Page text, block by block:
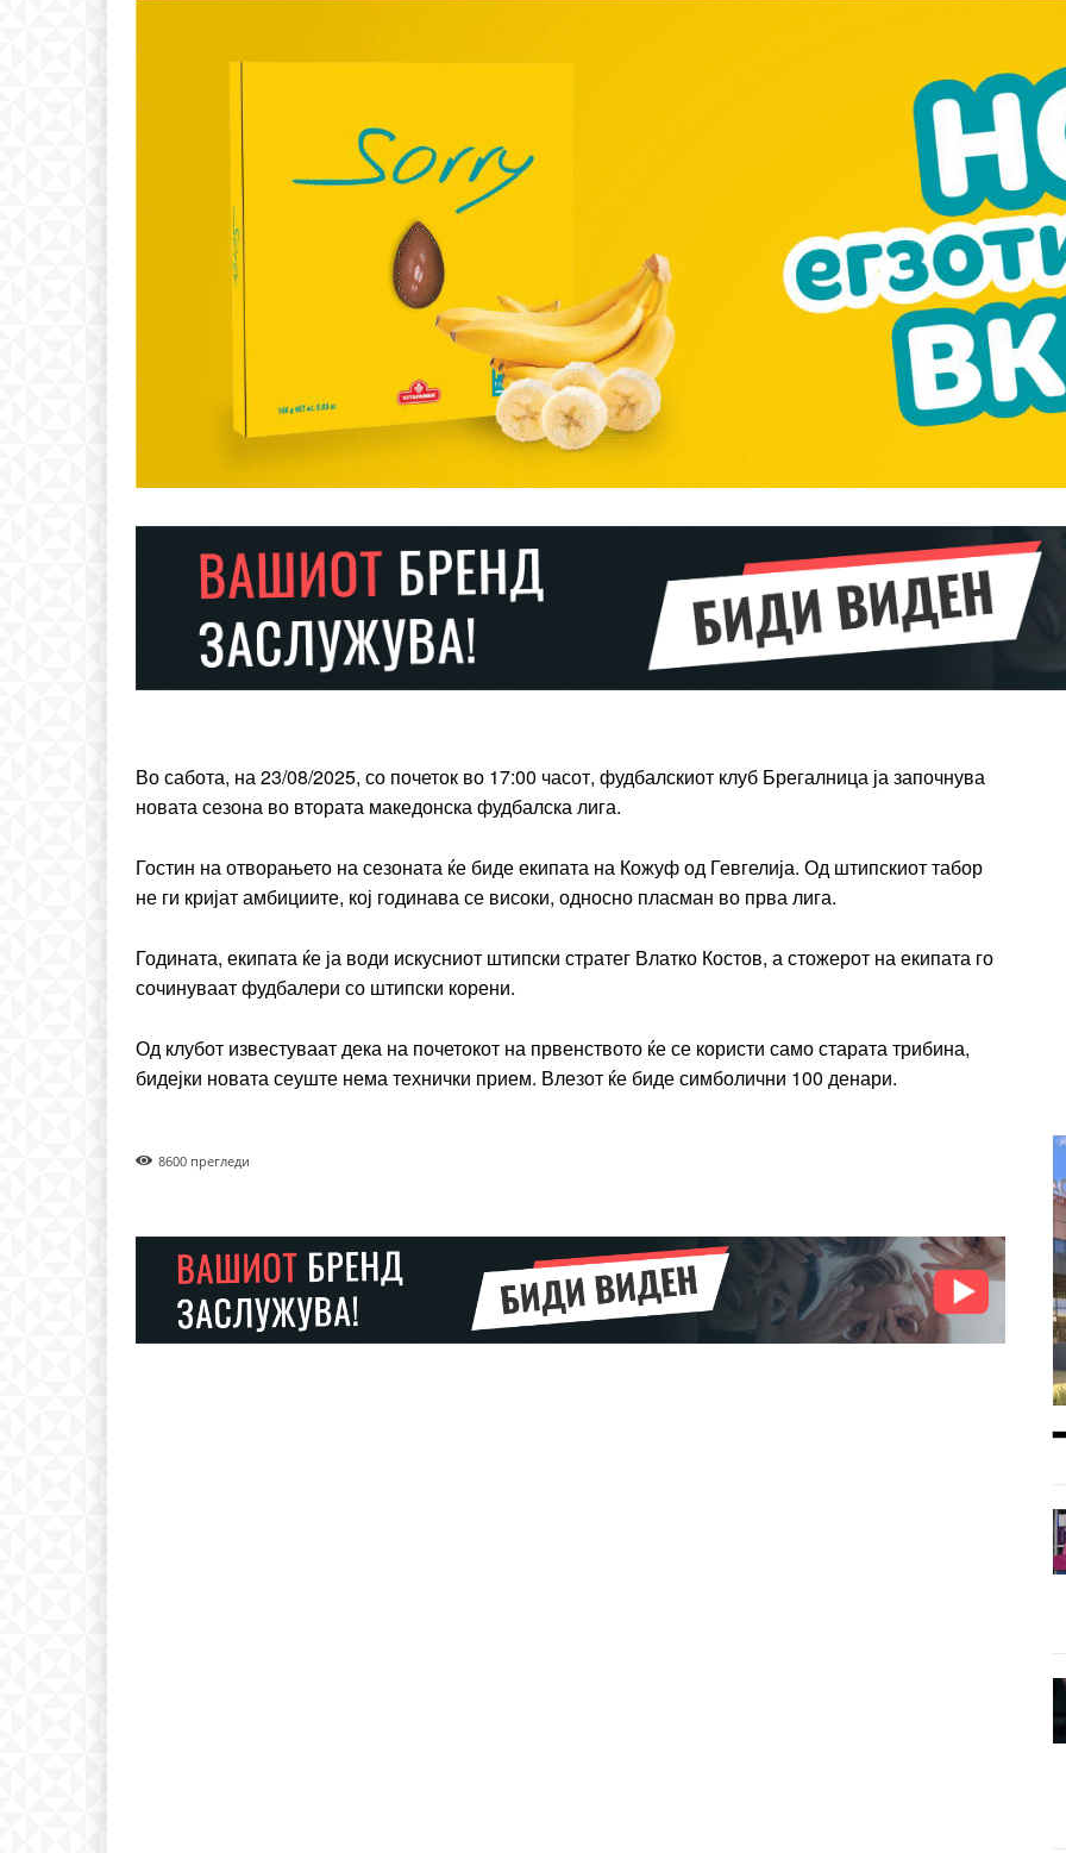
бесплатно
ИЗБЕРЕТЕ ПЛАН
Etiam est nibh, lobortis sit
Praesent euismod ac
Ut mollis pellentesque tortor
Donec quis est ac felis
Orci varius natoque dolor
/ yearplaceholder
ИЗБЕРЕТЕ
Full member access:
Etiam est nibh, lobortis sit
Praesent euismod ac
Ut mollis pellentesque tortor
Orci varius natoque dolor
Yearly pricing Monthly
Во сабота, на 23/08/2025, со почеток во 17:00 часот, фудбалскиот клуб Брегалница ја започнува
новата сезона во втората македонска фудбалска лига.
Гостин на отворањето на сезоната ќе биде екипата на Кожуф од Гевгелија. Од штипскиот табор
не ги кријат амбициите, кој годинава се високи, односно пласман во прва лига.
Годината, екипата ќе ја води искусниот штипски стратег Влатко Костов, а стожерот на екипата го
сочинуваат фудбалери со штипски корени.
Од клубот известуваат дека на почетокот на првенството ќе се користи само старата трибина,
бидејки новата сеуште нема технички прием. Влезот ќе биде симболични 100 денари.
8600 прегледи